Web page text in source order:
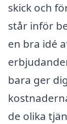
skick och
står inför
en bra idé
bara ger
de olika